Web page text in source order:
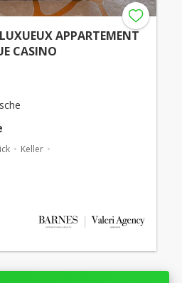
APPARTEMENT
CASINO
Keller